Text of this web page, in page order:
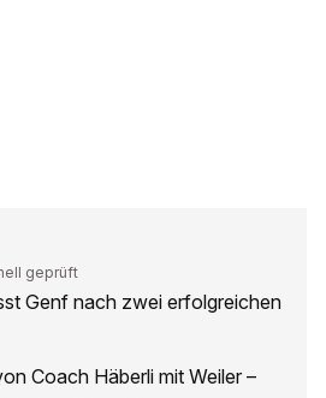
geprüft
Genf nach zwei erfolgreichen
Coach Häberli mit Weiler –